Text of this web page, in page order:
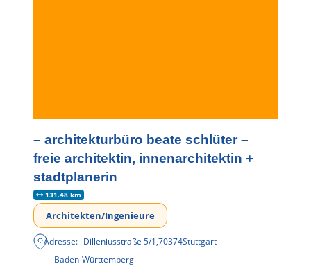
– architekturbüro beate schlüter –
freie architektin, innenarchitektin +
stadtplanerin
131.48 km
Architekten/Ingenieure
Adresse: Dilleniusstraße 5/1,70374Stuttgart
Baden-Württemberg